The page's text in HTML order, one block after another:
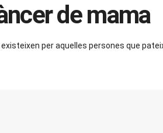
de mama
per aquelles persones que